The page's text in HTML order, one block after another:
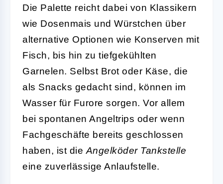
Die Palette reicht dabei von Klassikern
wie Dosenmais und Würstchen über
alternative Optionen wie Konserven mit
Fisch, bis hin zu tiefgekühlten
Garnelen. Selbst Brot oder Käse, die
als Snacks gedacht sind, können im
Wasser für Furore sorgen. Vor allem
bei spontanen Angeltrips oder wenn
Fachgeschäfte bereits geschlossen
haben, ist die Angelköder Tankstelle
eine zuverlässige Anlaufstelle.